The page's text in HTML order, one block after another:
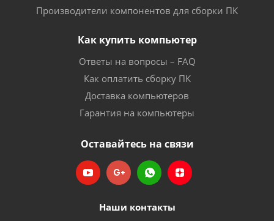
Производители компонентов для сборки ПК
Как купить компьютер
Ответы на вопросы – FAQ
Как оплатить сборку ПК
Доставка компьютеров
Гарантия на компьютеры
Оставайтесь на связи
Наши контакты